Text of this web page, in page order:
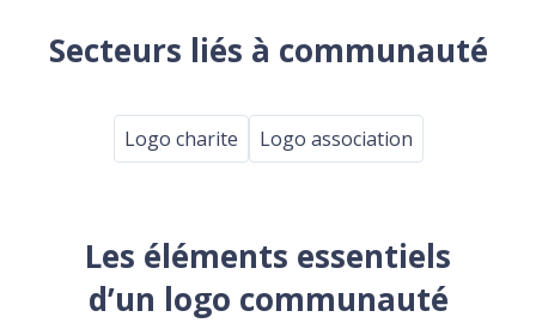
Secteurs liés à communauté
Logo charite Logo association
Les éléments essentiels
d’un logo communauté